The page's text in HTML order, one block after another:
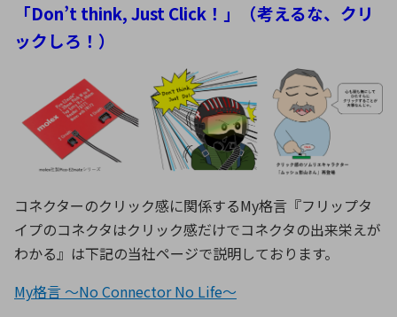
「Don’t think, Just Click！」（考えるな、クリ
ックしろ！）
コネクターのクリック感に関係するMy格言『フリップタ
イプのコネクタはクリック感だけでコネクタの出来栄えが
わかる』は下記の当社ページで説明しております。
My格言 ～No Connector No Life～